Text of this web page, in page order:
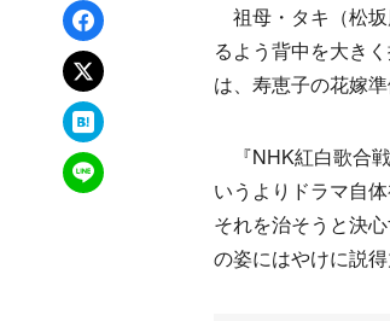
Facebookでシェア
xでポスト
はてなブックマーク
LINEで送る
祖母・タキ（松
るよう背中を大き
は、寿恵子の花嫁
『NHK紅白歌合
いうよりドラマ自
それを治そうと決
の姿にはやけに説得